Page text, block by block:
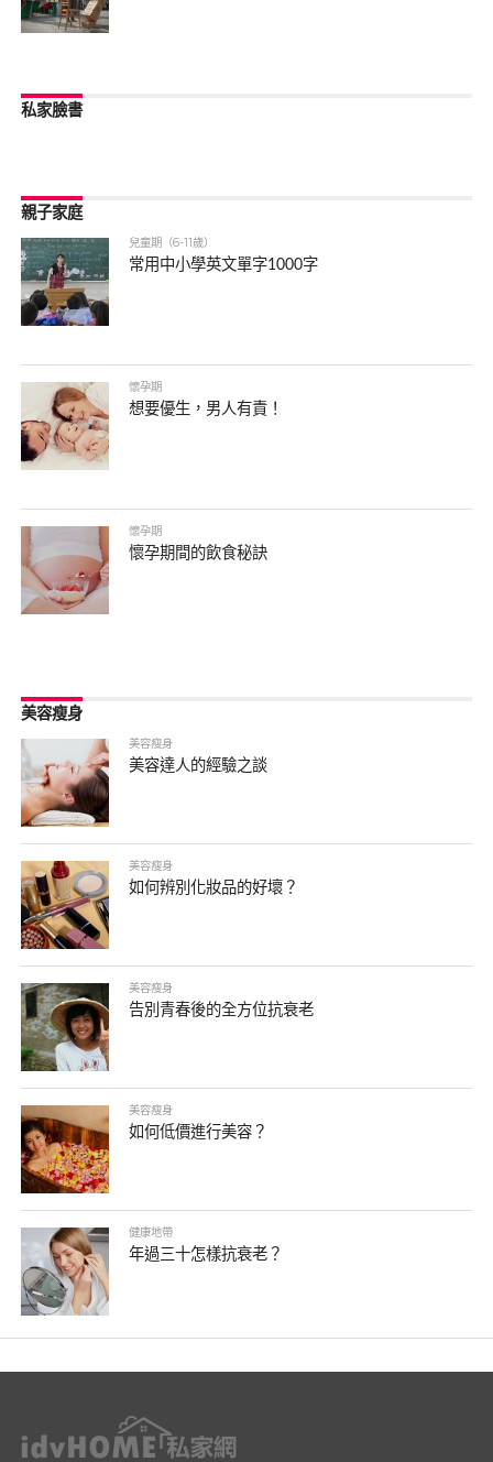
私家臉書
親子家庭
兒童期（6-11歲）
常用中小學英文單字1000字
懷孕期
想要優生，男人有責！
懷孕期
懷孕期間的飲食秘訣
美容瘦身
美容瘦身
美容達人的經驗之談
美容瘦身
如何辨別化妝品的好壞？
美容瘦身
告別青春後的全方位抗衰老
美容瘦身
如何低價進行美容？
健康地帶
年過三十怎樣抗衰老？